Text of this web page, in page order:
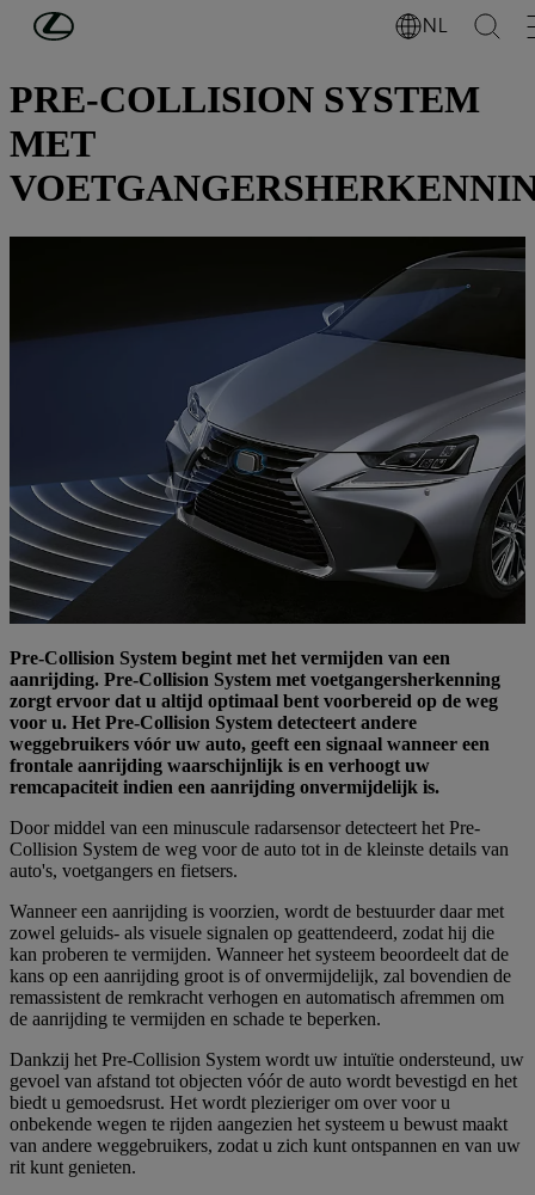
Ga naar de hoofdinhoud NL
ONTDEK LEXUS
PRE-COLLISION SYSTEM
MET
Pre-Collision System begint met het vermijden van een
aanrijding. Pre-Collision System met voetgangersherkenning
zorgt ervoor dat u altijd optimaal bent voorbereid op de weg
voor u. Het Pre-Collision System detecteert andere
weggebruikers vóór uw auto, geeft een signaal wanneer een
frontale aanrijding waarschijnlijk is en verhoogt uw
remcapaciteit indien een aanrijding onvermijdelijk is.
Door middel van een minuscule radarsensor detecteert het Pre-
Collision System de weg voor de auto tot in de kleinste details van
auto's, voetgangers en fietsers.
Wanneer een aanrijding is voorzien, wordt de bestuurder daar met
zowel geluids- als visuele signalen op geattendeerd, zodat hij die
kan proberen te vermijden. Wanneer het systeem beoordeelt dat de
kans op een aanrijding groot is of onvermijdelijk, zal bovendien de
remassistent de remkracht verhogen en automatisch afremmen om
de aanrijding te vermijden en schade te beperken.
Dankzij het Pre-Collision System wordt uw intuïtie ondersteund, uw
gevoel van afstand tot objecten vóór de auto wordt bevestigd en het
biedt u gemoedsrust. Het wordt plezieriger om over voor u
onbekende wegen te rijden aangezien het systeem u bewust maakt
van andere weggebruikers, zodat u zich kunt ontspannen en van uw
rit kunt genieten.